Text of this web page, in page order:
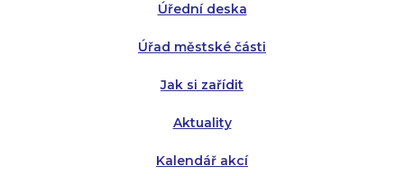
Úřední deska
Úřad městské části
Jak si zařídit
Aktuality
Kalendář akcí
Čtvrtek:
Pátek:
Čtvrtek: